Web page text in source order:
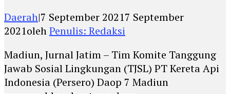
Daerah|7 September 20217 September
2021olehPenulis: Redaksi
Madiun, Jurnal Jatim – Tim Komite Tanggung
Jawab Sosial Lingkungan (TJSL) PT Kereta Api
Indonesia (Persero) Daop 7 Madiun